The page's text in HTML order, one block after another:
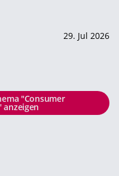
29. Jul 2026
"Consumer